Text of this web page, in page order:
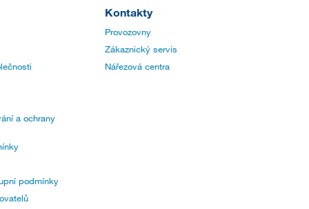
a ochrany
podmínky
Kontakty
Provozovny
Zákaznický servis
Nářezová centra